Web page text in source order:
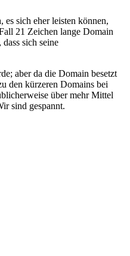
sich eher leisten können,
21 Zeichen lange Domain
sich seine
aber da die Domain besetzt
den kürzeren Domains bei
über mehr Mittel
sind gespannt.